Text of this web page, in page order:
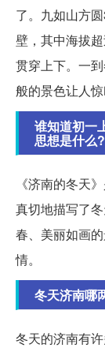
了。九如山方
壁，其中海拔
贯穿上下。一
般的景色让人惊
谁知道初一
思想是什么?
《济南的冬天
真切地描写了
春、美丽如画
情。
冬天济南哪
冬天的济南有